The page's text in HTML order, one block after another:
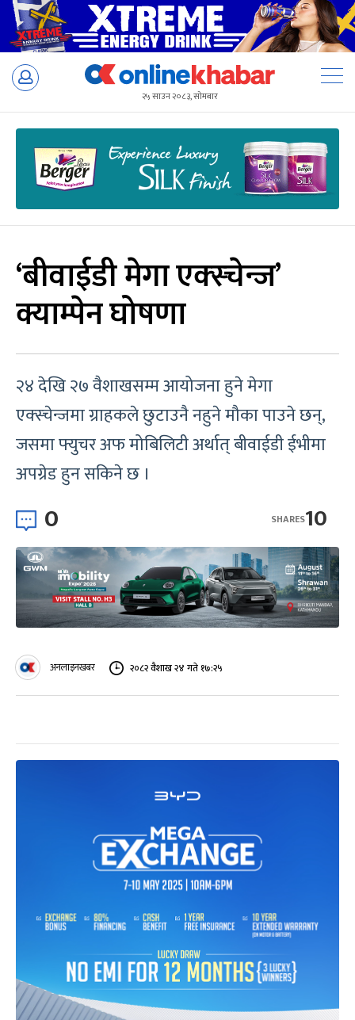
Skip
२५ साउन २०८३, सोमबार
‘बीवाईडी मेगा एक्स्चेन्ज’
क्याम्पेन घोषणा
२४ देखि २७ वैशाखसम्म आयोजना हुने मेगा
एक्स्चेन्जमा ग्राहकले छुटाउनै नहुने मौका पाउने छन्,
जसमा फ्युचर अफ मोबिलिटी अर्थात् बीवाईडी ईभीमा
अपग्रेड हुन सकिने छ ।
0 10
SHARES
अनलाइनखबर २०८२ वैशाख २४ गते १७:२५